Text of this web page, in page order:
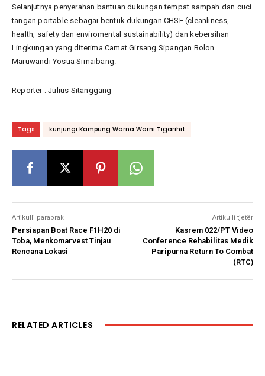
Selanjutnya penyerahan bantuan dukungan tempat sampah dan cuci
tangan portable sebagai bentuk dukungan CHSE (cleanliness,
health, safety dan enviromental sustainability) dan kebersihan
Lingkungan yang diterima Camat Girsang Sipangan Bolon
Maruwandi Yosua Simaibang.
Reporter : Julius Sitanggang
Tags kunjungi Kampung Warna Warni Tigarihit
Artikulli paraprak
Persiapan Boat Race F1H20 di
Toba, Menkomarvest Tinjau
Rencana Lokasi
Artikulli tjetër
Kasrem 022/PT Video
Conference Rehabilitas Medik
Paripurna Return To Combat
(RTC)
RELATED ARTICLES